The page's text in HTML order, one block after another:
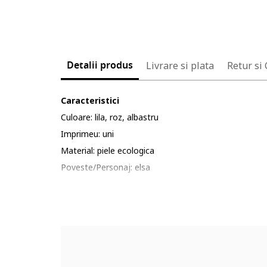
Detalii produs Livrare si plata Retur si
Caracteristici
Culoare: lila, roz, albastru
Imprimeu: uni
Material: piele ecologica
Poveste/Personaj: elsa